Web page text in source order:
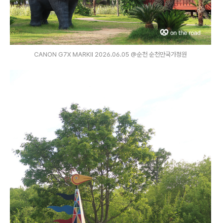
CANON G7X MARKⅡ 2026.06.05 @순천 순천만국가정원